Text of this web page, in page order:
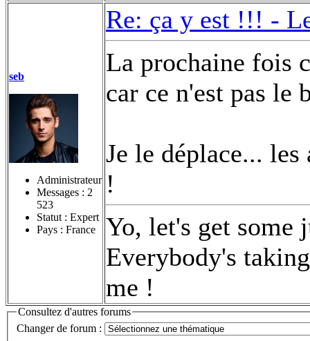
seb
Administrateur
Messages : 2
523
Statut : Expert
Pays : France
Re: ça y est !!! -
La prochaine fois
car ce n'est pas le
Je le déplace... les
!
Yo, let's get some
Everybody's
me !
Consultez d'autres forums
Changer de forum :